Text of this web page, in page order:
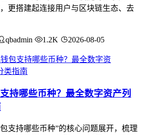
更搭建起连接用户与区块链生态、去
qbadmin 1.2K 2026-08-05
持哪些币种？最全数字资产列
包支持哪些币种”的核心问题展开，梳理